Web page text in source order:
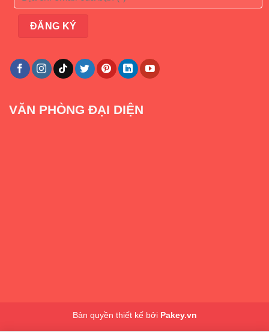
VĂN PHÒNG ĐẠI DIỆN
Bản quyền thiết kế bởi Pakey.vn